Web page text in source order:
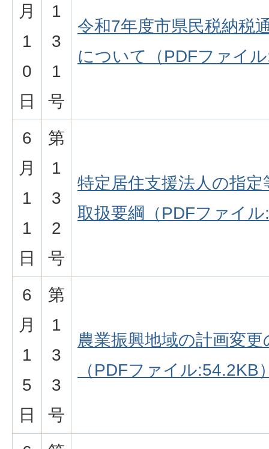
月
1
0
日
1
3
1
号
令和7年度市県民税納税
について（PDFファイ
6
月
1
1
日
第
1
3
2
号
特定居住支援法人の指
取扱要綱（PDFファイ
6
月
1
5
日
第
1
3
3
号
農業振興地域の計画変
（PDFファイル:54.2KB